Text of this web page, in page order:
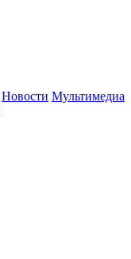
Новости Мультимедиа